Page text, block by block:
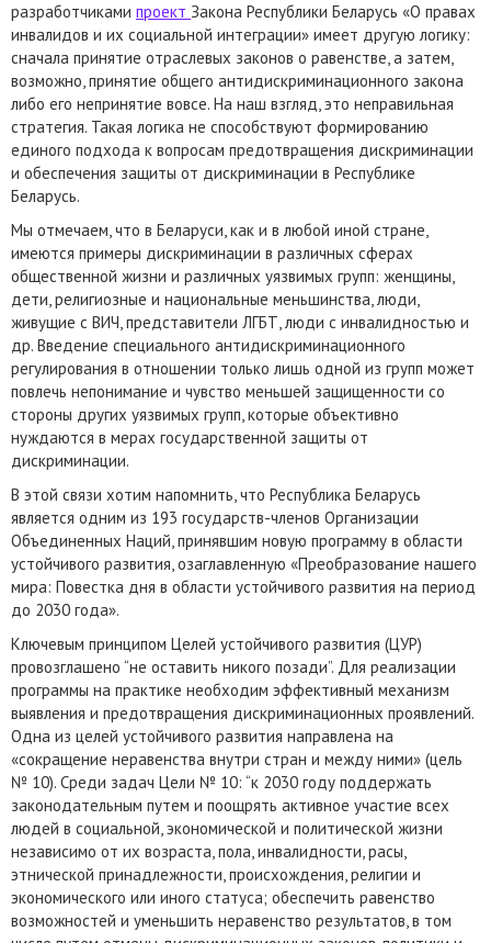
разработчиками проект Закона Республики Беларусь «О правах
инвалидов и их социальной интеграции» имеет другую логику:
сначала принятие отраслевых законов о равенстве, а затем,
возможно, принятие общего антидискриминационного закона
либо его непринятие вовсе. На наш взгляд, это неправильная
стратегия. Такая логика не способствуют формированию
единого подхода к вопросам предотвращения дискриминации
и обеспечения защиты от дискриминации в Республике
Беларусь.
Мы отмечаем, что в Беларуси, как и в любой иной стране,
имеются примеры дискриминации в различных сферах
общественной жизни и различных уязвимых групп: женщины,
дети, религиозные и национальные меньшинства, люди,
живущие с ВИЧ, представители ЛГБТ, люди с инвалидностью и
др. Введение специального антидискриминационного
регулирования в отношении только лишь одной из групп может
повлечь непонимание и чувство меньшей защищенности со
стороны других уязвимых групп, которые объективно
нуждаются в мерах государственной защиты от
дискриминации.
В этой связи хотим напомнить, что Республика Беларусь
является одним из 193 государств-членов Организации
Объединенных Наций, принявшим новую программу в области
устойчивого развития, озаглавленную «Преобразование нашего
мира: Повестка дня в области устойчивого развития на период
до 2030 года».
Ключевым принципом Целей устойчивого развития (ЦУР)
провозглашено “не оставить никого позади”. Для реализации
программы на практике необходим эффективный механизм
выявления и предотвращения дискриминационных проявлений.
Одна из целей устойчивого развития направлена на
«сокращение неравенства внутри стран и между ними» (цель
№ 10). Среди задач Цели № 10: “к 2030 году поддержать
законодательным путем и поощрять активное участие всех
людей в социальной, экономической и политической жизни
независимо от их возраста, пола, инвалидности, расы,
этнической принадлежности, происхождения, религии и
экономического или иного статуса; обеспечить равенство
возможностей и уменьшить неравенство результатов, в том